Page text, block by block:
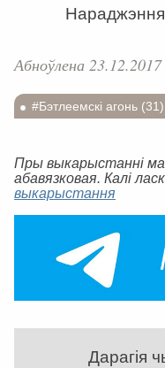
Абноўлена
#Бэтлеемскі агонь (31)
Пры выкарыстанні
абавязковая. Калі
выкарыстання
Дарагія